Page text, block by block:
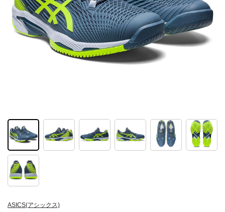
ASICS(アシックス)